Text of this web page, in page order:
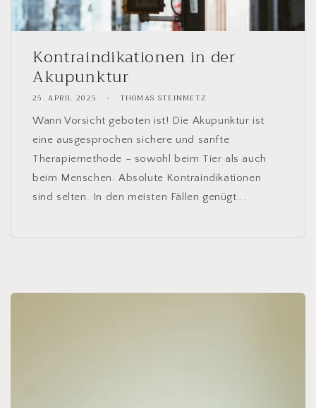
Kontraindikationen in der
Akupunktur
25. APRIL 2025
THOMAS STEINMETZ
Wann Vorsicht geboten ist! Die Akupunktur ist
eine ausgesprochen sichere und sanfte
Therapiemethode – sowohl beim Tier als auch
beim Menschen. Absolute Kontraindikationen
sind selten. In den meisten Fällen genügt...